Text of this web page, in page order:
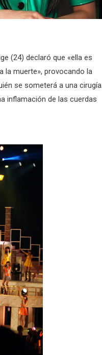
(24) declaró que «ella es
la muerte», provocando la
se someterá a una cirugía
inflamación de las cuerdas